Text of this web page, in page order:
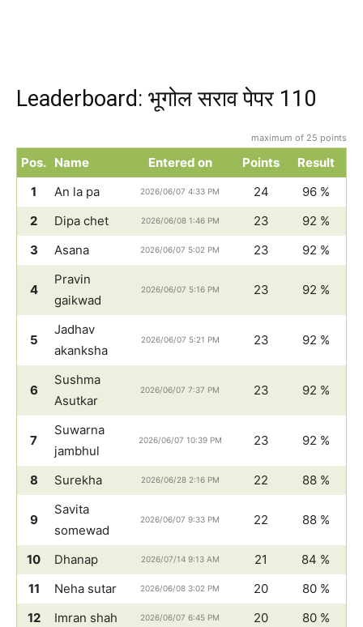
Leaderboard: भूगोल सराव पेपर 110
maximum of 25 points
Pos. Name Entered on Points
Result
1
An la pa 2026/06/07 4:33 PM 24
96 %
2
Dipa chet 2026/06/08 1:46 PM 23
92 %
3
Asana 2026/06/07 5:02 PM 23 92 %
4
Pravin
gaikwad
2026/06/07 5:16 PM 23 92 %
5
Jadhav
akanksha
2026/06/07 5:21 PM 23 92 %
6
Sushma
Asutkar
2026/06/07 7:37 PM 23 92 %
7
Suwarna
jambhul
2026/06/07 10:39 PM 23 92 %
8 Surekha 2026/06/28 2:16 PM 22 88 %
9
Savita
somewad
2026/06/07 9:33 PM 22 88 %
10 Dhanap 2026/07/14 9:13 AM 21
84 %
11
Neha sutar 2026/06/08 3:02 PM 20
80 %
12
Imran shah 2026/06/07 6:45 PM 20
80 %